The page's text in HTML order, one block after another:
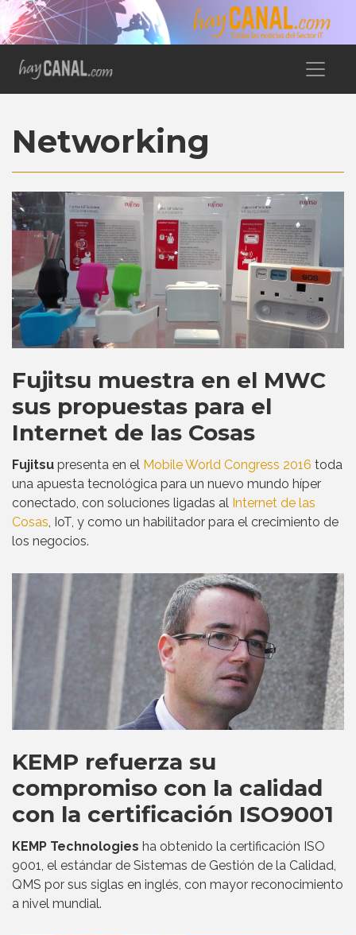
Networking
Fujitsu muestra en el MWC
sus propuestas para el
Internet de las Cosas
Fujitsu presenta en el Mobile World Congress 2016 toda
una apuesta tecnológica para un nuevo mundo híper
conectado, con soluciones ligadas al Internet de las
Cosas, IoT, y como un habilitador para el crecimiento de
los negocios.
KEMP refuerza su
compromiso con la calidad
con la certificación ISO9001
KEMP Technologies ha obtenido la certificación ISO
9001, el estándar de Sistemas de Gestión de la Calidad,
QMS por sus siglas en inglés, con mayor reconocimiento
a nivel mundial.